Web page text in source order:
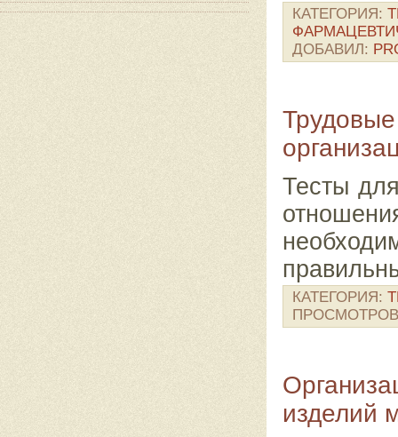
КАТЕГОРИЯ:
ДОБАВИЛ:
Тесты
КАТЕГОРИЯ:
изделий